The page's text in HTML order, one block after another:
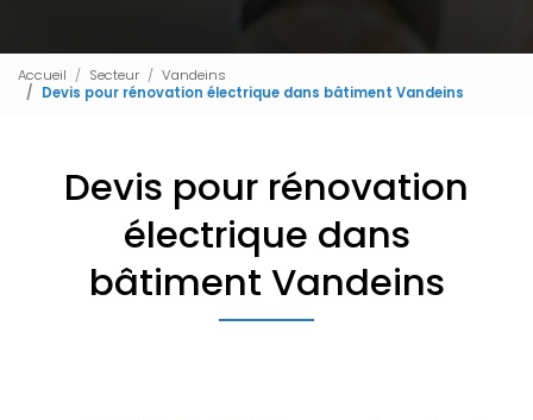
Accueil Secteur
Vandeins
Devis pour rénovation électrique dans bâtiment Vandeins
Devis pour rénovation
électrique dans
bâtiment Vandeins